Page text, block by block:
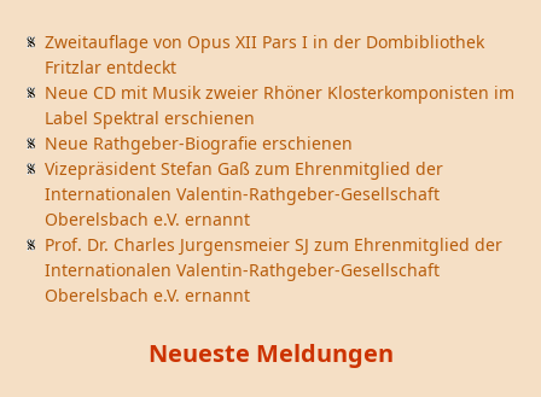
Zweitauflage von Opus XII Pars I in der Dombibliothek
Fritzlar entdeckt
Neue CD mit Musik zweier Rhöner Klosterkomponisten im
Label Spektral erschienen
Neue Rathgeber-Biografie erschienen
Vizepräsident Stefan Gaß zum Ehrenmitglied der
Internationalen Valentin-Rathgeber-Gesellschaft
Oberelsbach e.V. ernannt
Prof. Dr. Charles Jurgensmeier SJ zum Ehrenmitglied der
Internationalen Valentin-Rathgeber-Gesellschaft
Oberelsbach e.V. ernannt
Neueste Meldungen